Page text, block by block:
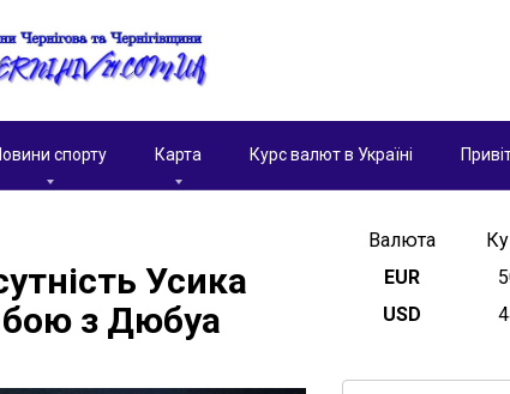
спорту Карта Курс валют в Україні
Усика
з Дюбуа
Валюта
EUR
USD